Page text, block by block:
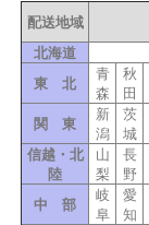
配送地域
北海道
東 北
青
森
秋
田
関 東
新
潟
茨
城
信越・北
陸
山
梨
長
野
中 部
岐
阜
愛
知